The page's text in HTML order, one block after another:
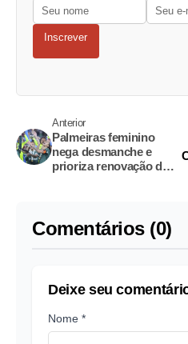
Inscrever
Anterior
Palmeiras feminino
nega desmanche e
prioriza renovação de
Comentários (0)
Deixe seu
Nome *